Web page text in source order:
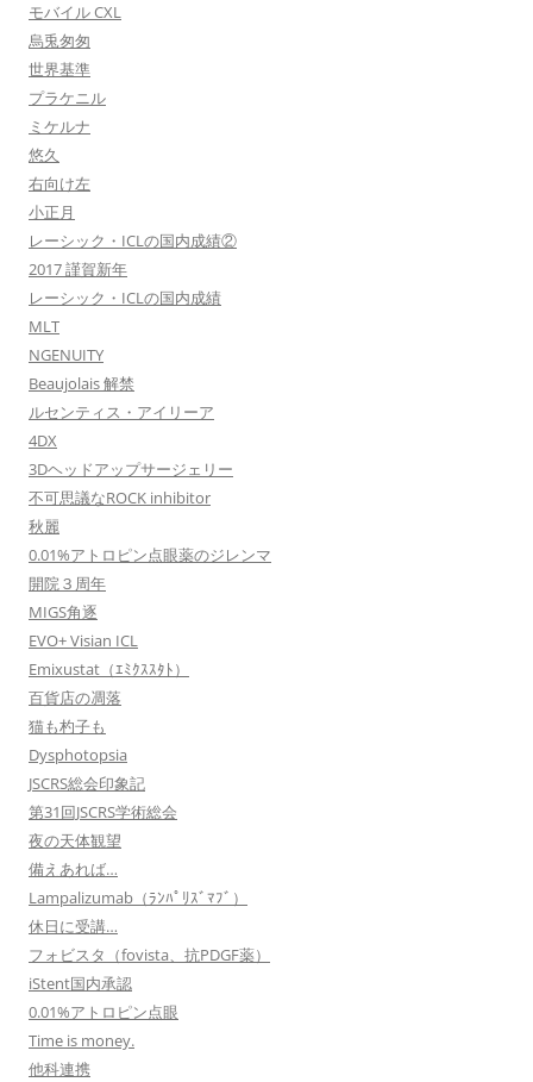
モバイル CXL
烏兎匆匆
世界基準
プラケニル
ミケルナ
悠久
右向け左
小正月
レーシック・ICLの国内成績②
2017 謹賀新年
レーシック・ICLの国内成績
MLT
NGENUITY
Beaujolais 解禁
ルセンティス・アイリーア
4DX
3Dヘッドアップサージェリー
不可思議なROCK inhibitor
秋麗
0.01%アトロピン点眼薬のジレンマ
開院３周年
MIGS角逐
EVO+ Visian ICL
Emixustat（ｴﾐｸｽｽﾀﾄ）
百貨店の凋落
猫も杓子も
Dysphotopsia
JSCRS総会印象記
第31回JSCRS学術総会
夜の天体観望
備えあれば…
Lampalizumab（ﾗﾝﾊﾟﾘｽﾞﾏﾌﾞ）
休日に受講…
フォビスタ（fovista、抗PDGF薬）
iStent国内承認
0.01%アトロピン点眼
Time is money.
他科連携